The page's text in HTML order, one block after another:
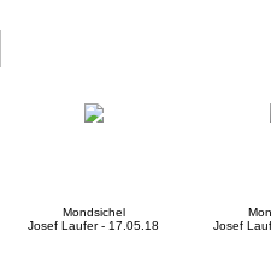
Mondsichel
Josef Laufer - 17.05.18
Josef